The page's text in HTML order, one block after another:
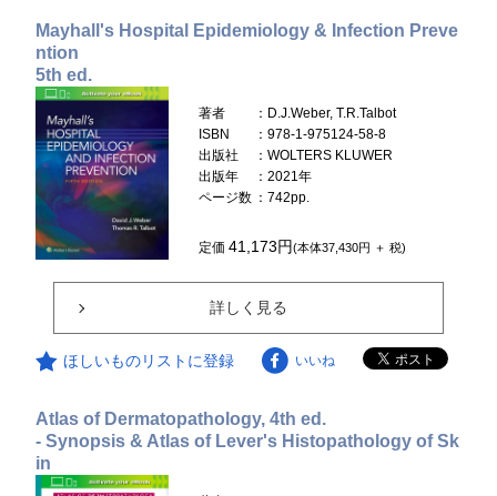
Mayhall's Hospital Epidemiology & Infection Preve
ntion
5th ed.
著者
：D.J.Weber, T.R.Talbot
ISBN
：978-1-975124-58-8
出版社
：WOLTERS KLUWER
出版年
：2021年
ページ数 ：742pp.
定価41,173円(本体37,430円 ＋ 税)
詳しく見る
ほしいものリストに登録 いいね
Atlas of Dermatopathology, 4th ed.
- Synopsis & Atlas of Lever's Histopathology of Sk
in